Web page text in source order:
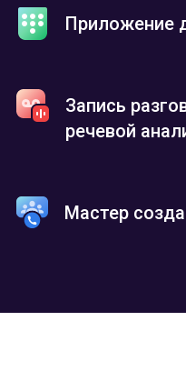
Приложение
Запись
речевой
Мастер